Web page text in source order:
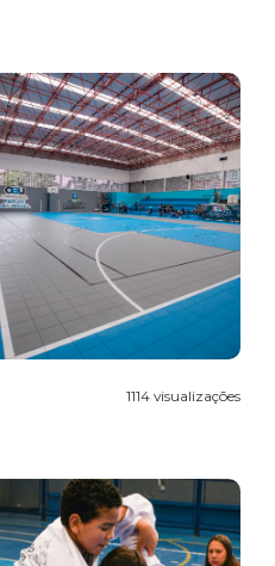
1114 visualizações